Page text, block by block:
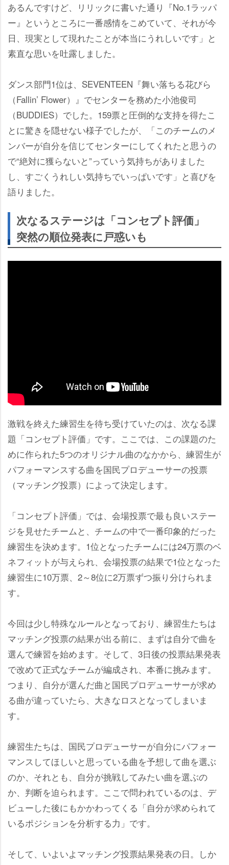
あるんですけど、リリックに書いた通り『No.1ラッパ
ー』というところに一番感情をこめていて、それが今
日、現実として現れたことが本当にうれしいです」と
素直な思いを吐露しました。
ダンス部門1位は、SEVENTEEN『舞い落ちる花びら
（Fallin’ Flower）』でセンターを務めた小池俊司
（BUDDIES）でした。159票と圧倒的な支持を得たこ
とに驚きを隠せない様子でしたが、「このチームのメ
ンバーが自分を信じてセンターにしてくれたと思うの
で“絶対に獲らないと”っていう気持ちがありました
し、すごくうれしい気持ちでいっぱいです」と喜びを
語りました。
次なるステージは「コンセプト評価」
突然の順位発表に戸惑いも
激戦を終えた練習生を待ち受けていたのは、次なる課
題「コンセプト評価」です。ここでは、この課題のた
めに作られた5つのオリジナル曲のなかから、練習生が
パフォーマンスする曲を国民プロデューサーの投票
（マッチング投票）によって決定します。
「コンセプト評価」では、会場投票で最も良いステー
ジを見せたチームと、チームの中で一番印象的だった
練習生を決めます。1位となったチームには24万票のベ
ネフィットが与えられ、会場投票の結果で1位となった
練習生に10万票、2～8位に2万票ずつ振り分けられま
す。
今回は少し特殊なルールとなっており、練習生たちは
マッチング投票の結果が出る前に、まずは自分で曲を
選んで練習を始めます。そして、3日後の投票結果発表
で改めて正式なチームが編成され、本番に挑みます。
つまり、自分が選んだ曲と国民プロデューサーが求め
る曲が違っていたら、大きなロスとなってしまいま
す。
練習生たちは、国民プロデューサーが自分にパフォー
マンスしてほしいと思っている曲を予想して曲を選ぶ
のか、それとも、自分が挑戦してみたい曲を選ぶの
か、判断を迫られます。ここで問われているのは、デ
ビューした後にもかかわってくる「自分が求められて
いるポジションを分析する力」です。
そして、いよいよマッチング投票結果発表の日。しか